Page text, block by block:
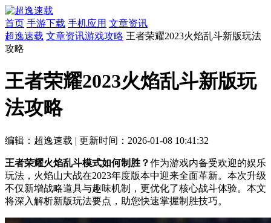
首页 手游下载 手机应用 文章资讯
超逸速载 文章资讯游戏攻略 王者荣耀2023火焰乱斗新版玩法
攻略
王者荣耀2023火焰乱斗新版玩
法攻略
编辑：超逸速载 | 更新时间：2026-01-08 10:41:32
王者荣耀火焰乱斗模式如何制胜？作为游戏内备受欢迎的娱乐
玩法，火焰山大战在2023年度版本中迎来全面革新。本次升级
不仅新增战略道具与趣味机制，更优化了核心战斗体验。本文
将深入解析新版玩法要点，助您快速掌握制胜技巧。